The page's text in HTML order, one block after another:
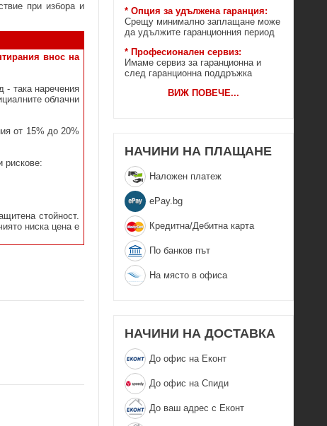
при избора и
внос на
- така наречения
облачни
от 15% до 20%
рискове:
стойност.
ниска цена е
* Опция за удължена гаранция:
Срещу минимално заплащане може
да удължите гаранционния период
* Професионален сервиз:
Имаме сервиз за гаранционна и
след гаранционна поддръжка
ВИЖ ПОВЕЧЕ...
НАЧИНИ НА ПЛАЩАНЕ
Наложен платеж
еPay.bg
Кредитна/Дебитна карта
По банков път
На място в офиса
НАЧИНИ НА ДОСТАВКА
До офис на Еконт
До офис на Спиди
До ваш адрес с Еконт